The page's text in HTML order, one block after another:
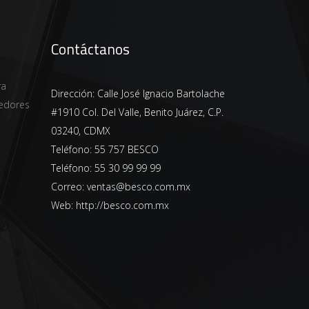
Contáctanos
Dirección: Calle José Ignacio Bartolache
#1910 Col. Del Valle, Benito Juárez, C.P.
03240, CDMX
Teléfono: 55 757 BESCO
Teléfono: 55 30 99 99 99
Correo: ventas@besco.com.mx
Web: http://besco.com.mx